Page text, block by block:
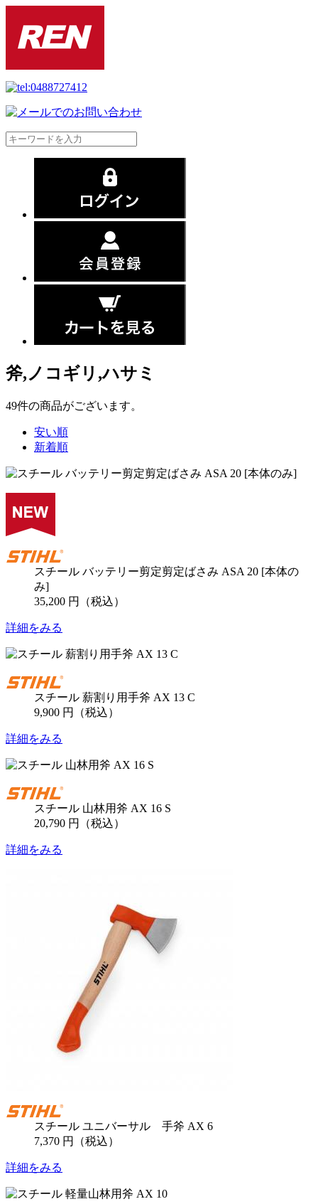
斧,ノコギリ,ハサミ
49件の商品がございます。
安い順
新着順
スチール バッテリー剪定剪定ばさみ ASA 20 [本体の
み]
35,200 円（税込）
詳細をみる
スチール 薪割り用手斧 AX 13 C
9,900 円（税込）
詳細をみる
スチール 山林用斧 AX 16 S
20,790 円（税込）
詳細をみる
スチール ユニバーサル 手斧 AX 6
7,370 円（税込）
詳細をみる